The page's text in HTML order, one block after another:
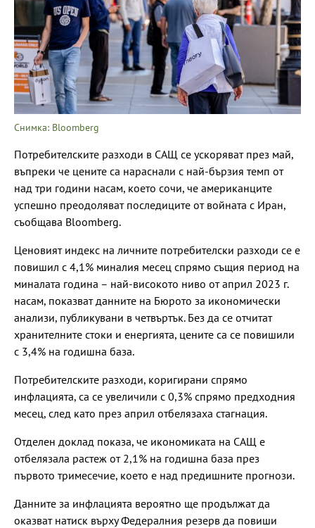
Снимка: Bloomberg
Потребителските разходи в САЩ се ускоряват през май,
въпреки че цените са нараснали с най-бързия темп от
над три години насам, което сочи, че американците
успешно преодоляват последиците от войната с Иран,
съобщава Bloomberg.
Ценовият индекс на личните потребителски разходи се е
повишил с 4,1% миналия месец спрямо същия период на
миналата година – най-високото ниво от април 2023 г.
насам, показват данните на Бюрото за икономически
анализи, публикувани в четвъртък. Без да се отчитат
хранителните стоки и енергията, цените са се повишили
с 3,4% на годишна база.
Потребителските разходи, коригирани спрямо
инфлацията, са се увеличили с 0,3% спрямо предходния
месец, след като през април отбелязаха стагнация.
Отделен доклад показа, че икономиката на САЩ е
отбелязала растеж от 2,1% на годишна база през
първото тримесечие, което е над предишните прогнози.
Данните за инфлацията вероятно ще продължат да
оказват натиск върху Федералния резерв да повиши